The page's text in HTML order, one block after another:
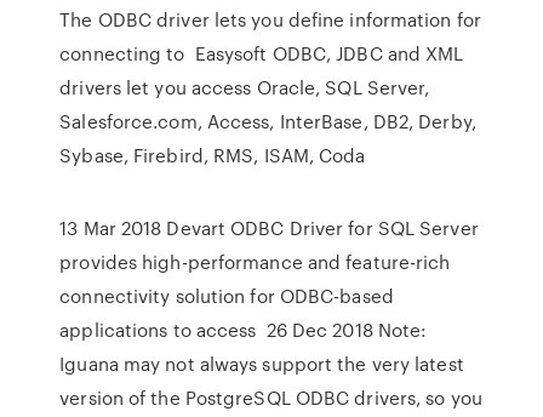
The ODBC driver lets you define information for
connecting to Easysoft ODBC, JDBC and XML
drivers let you access Oracle, SQL Server,
Salesforce.com, Access, InterBase, DB2, Derby,
Sybase, Firebird, RMS, ISAM, Coda
13 Mar 2018 Devart ODBC Driver for SQL Server
provides high-performance and feature-rich
connectivity solution for ODBC-based
applications to access 26 Dec 2018 Note:
Iguana may not always support the very latest
version of the PostgreSQL ODBC drivers, so you